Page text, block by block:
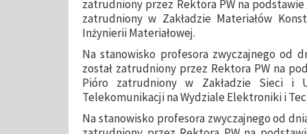
zatrudniony przez Rektora PW na
zatrudniony w Zakładzie Materiałów
Inżynierii Materiałowej.
Na stanowisko profesora zwyczajnego od
został zatrudniony przez Rektora PW na
Pióro zatrudniony w Zakładzie Sieci i
Telekomunikacji na Wydziale Elektroniki i
Na stanowisko profesora zwyczajnego od